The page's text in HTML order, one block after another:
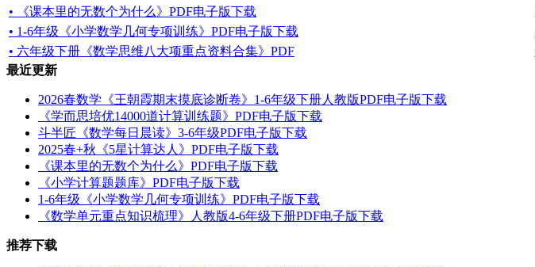
• 《课本里的无数个为什么》PDF电子版下载
• 1-6年级《小学数学几何专项训练》PDF电子版下载
• 六年级下册《数学思维八大项重点资料合集》PDF
最近更新
2026春数学《王朝霞期末摸底诊断卷》1-6年级下册人教版PDF电子版下载
《学而思培优14000道计算训练题》PDF电子版下载
斗半匠《数学每日晨读》3-6年级PDF电子版下载
2025春+秋《5星计算达人》PDF电子版下载
《课本里的无数个为什么》PDF电子版下载
《小学计算题题库》PDF电子版下载
1-6年级《小学数学几何专项训练》PDF电子版下载
《数学单元重点知识梳理》人教版4-6年级下册PDF电子版下载
推荐下载